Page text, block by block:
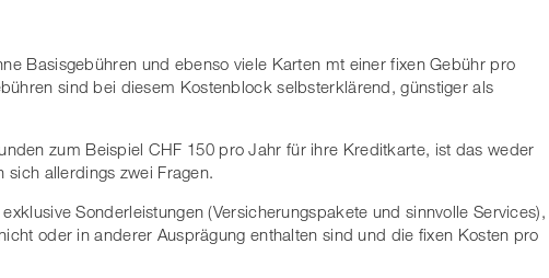
Basisgebühren und ebenso viele Karten mt einer fixen Gebühr pro
sind bei diesem Kostenblock selbsterklärend, günstiger als
zum Beispiel CHF 150 pro Jahr für ihre Kreditkarte, ist das weder
sich allerdings zwei Fragen.
Sonderleistungen (Versicherungspakete und sinnvolle Services),
oder in anderer Ausprägung enthalten sind und die fixen Kosten pro